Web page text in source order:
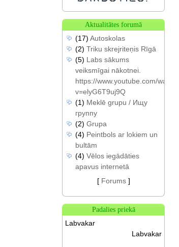
Aktualitātes forumā
(17) Autoskolas
(2) Triku skrejriteņis Rīgā
(5) Labs sākums
veiksmīgai nākotnei.
https://www.youtube.com/watch?
v=elyG6T9uj9Q
(1) Meklē grupu / Ищу
группу
(2) Grupa
(4) Peintbols ar lokiem un
bultām
(4) Vēlos iegādāties
apavus internetā
[ Forums]
Padalies priekā
Labvakar
Labvakar